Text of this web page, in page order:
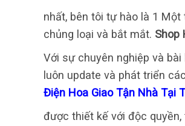
nhất, bên tôi tự hào là 1
chủng loại và bắt mắt. Shop
Với sự chuyên nghiệp và
luôn update và phát triển
Điện Hoa Giao Tận Nhà Tại
được thiết kế với độc